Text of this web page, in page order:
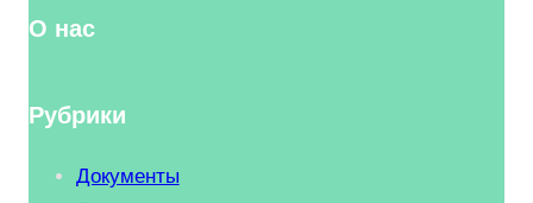
О нас
Рубрики
Документы